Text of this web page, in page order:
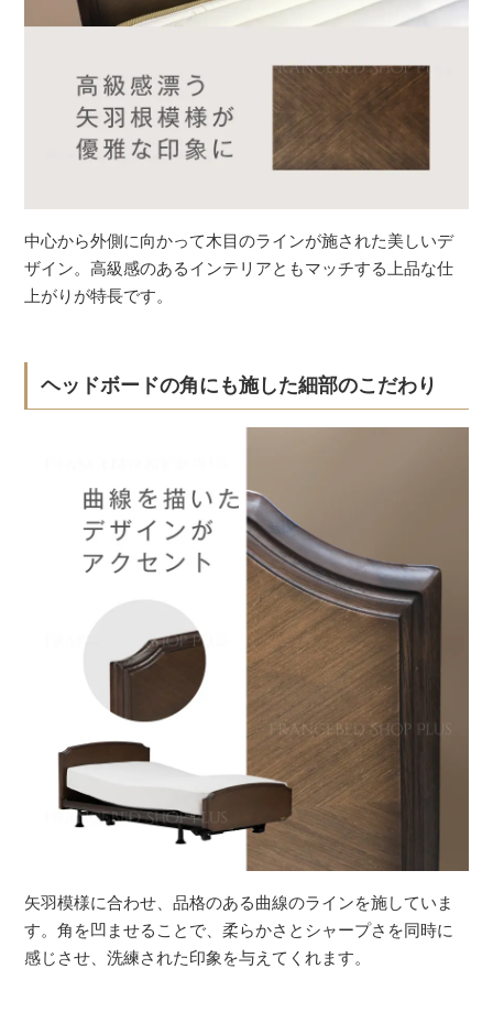
中心から外側に向かって木目のラインが施された美しいデ
ザイン。高級感のあるインテリアともマッチする上品な仕
上がりが特長です。
ヘッドボードの角にも施した細部のこだわり
矢羽模様に合わせ、品格のある曲線のラインを施していま
す。角を凹ませることで、柔らかさとシャープさを同時に
感じさせ、洗練された印象を与えてくれます。